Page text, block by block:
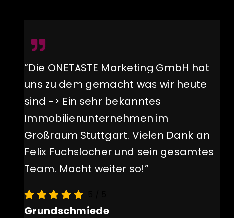
“Die ONETASTE Marketing GmbH hat
uns zu dem gemacht was wir heute
sind -> Ein sehr bekanntes
Immobilienunternehmen im
Großraum Stuttgart. Vielen Dank an
Felix Fuchslocher und sein gesamtes
Team. Macht weiter so!”
Grundschmiede